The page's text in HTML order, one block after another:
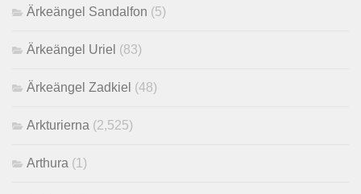
Ärkeängel Sandalfon (5)
Ärkeängel Uriel (83)
Ärkeängel Zadkiel (48)
Arkturierna (2,525)
Arthura (1)